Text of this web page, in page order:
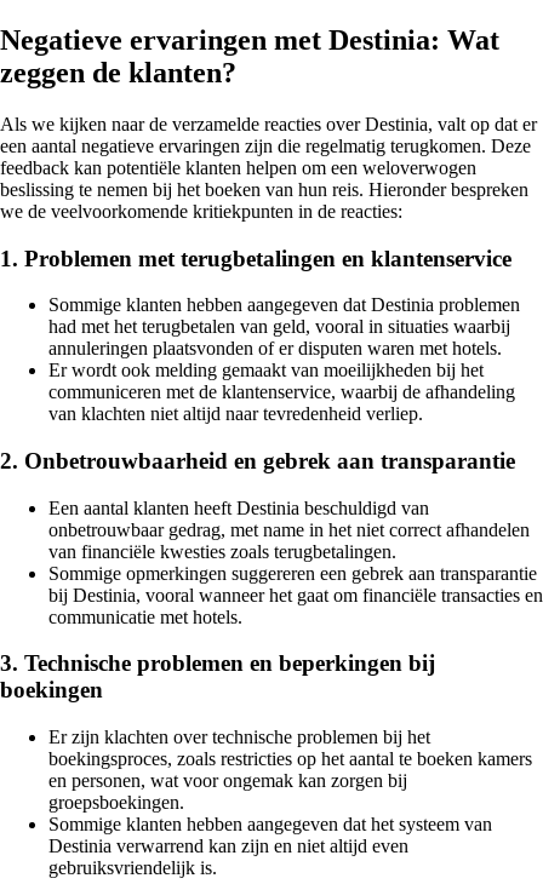
Negatieve ervaringen met Destinia: Wat
zeggen de klanten?
Als we kijken naar de verzamelde reacties over Destinia, valt op dat er
een aantal negatieve ervaringen zijn die regelmatig terugkomen. Deze
feedback kan potentiële klanten helpen om een weloverwogen
beslissing te nemen bij het boeken van hun reis. Hieronder bespreken
we de veelvoorkomende kritiekpunten in de reacties:
1. Problemen met terugbetalingen en klantenservice
Sommige klanten hebben aangegeven dat Destinia problemen
had met het terugbetalen van geld, vooral in situaties waarbij
annuleringen plaatsvonden of er disputen waren met hotels.
Er wordt ook melding gemaakt van moeilijkheden bij het
communiceren met de klantenservice, waarbij de afhandeling
van klachten niet altijd naar tevredenheid verliep.
2. Onbetrouwbaarheid en gebrek aan transparantie
Een aantal klanten heeft Destinia beschuldigd van
onbetrouwbaar gedrag, met name in het niet correct afhandelen
van financiële kwesties zoals terugbetalingen.
Sommige opmerkingen suggereren een gebrek aan transparantie
bij Destinia, vooral wanneer het gaat om financiële transacties en
communicatie met hotels.
3. Technische problemen en beperkingen bij
boekingen
Er zijn klachten over technische problemen bij het
boekingsproces, zoals restricties op het aantal te boeken kamers
en personen, wat voor ongemak kan zorgen bij
groepsboekingen.
Sommige klanten hebben aangegeven dat het systeem van
Destinia verwarrend kan zijn en niet altijd even
gebruiksvriendelijk is.